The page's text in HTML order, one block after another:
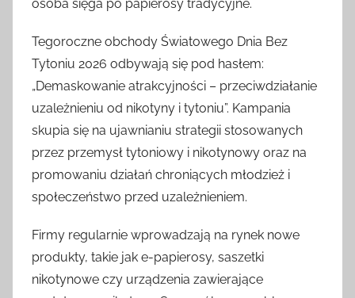
osoba sięga po papierosy tradycyjne.
Tegoroczne obchody Światowego Dnia Bez
Tytoniu 2026 odbywają się pod hasłem:
„Demaskowanie atrakcyjności – przeciwdziałanie
uzależnieniu od nikotyny i tytoniu”. Kampania
skupia się na ujawnianiu strategii stosowanych
przez przemysł tytoniowy i nikotynowy oraz na
promowaniu działań chroniących młodzież i
społeczeństwo przed uzależnieniem.
Firmy regularnie wprowadzają na rynek nowe
produkty, takie jak e-papierosy, saszetki
nikotynowe czy urządzenia zawierające